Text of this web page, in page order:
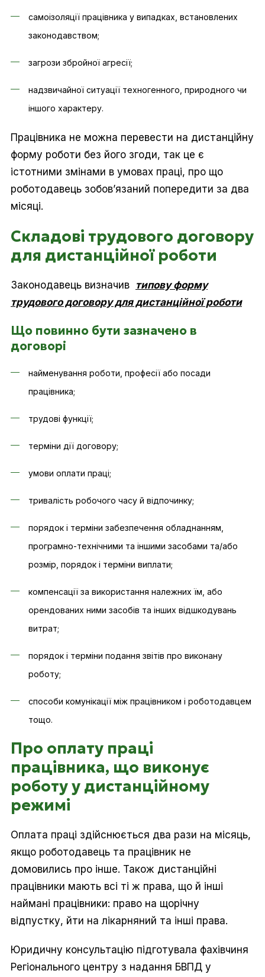
самоізоляції працівника у випадках, встановлених
законодавством;
загрози збройної агресії;
надзвичайної ситуації техногенного, природного чи
іншого характеру.
Працівника не можна перевести на дистанційну
форму роботи без його згоди, так це є
істотними змінами в умовах праці, про що
роботодавець зобов’язаний попередити за два
місяці.
Складові трудового договору
для дистанційної роботи
Законодавець визначив типову форму
трудового договору для дистанційної роботи
Що повинно бути зазначено в
договорі
найменування роботи, професії або посади
працівника;
трудові функції;
терміни дії договору;
умови оплати праці;
тривалість робочого часу й відпочинку;
порядок і терміни забезпечення обладнанням,
програмно-технічними та іншими засобами та/або
розмір, порядок і терміни виплати;
компенсації за використання належних їм, або
орендованих ними засобів та інших відшкодувань
витрат;
порядок і терміни подання звітів про виконану
роботу;
способи комунікації між працівником і роботодавцем
тощо.
Про оплату праці
працівника, що виконує
роботу у дистанційному
режимі
Оплата праці здійснюється два рази на місяць,
якщо роботодавець та працівник не
домовились про інше. Також дистанційні
працівники мають всі ті ж права, що й інші
наймані працівники: право на щорічну
відпустку, йти на лікарняний та інші права.
Юридичну консультацію підготувала фахівчиня
Регіонального центру з надання БВПД у